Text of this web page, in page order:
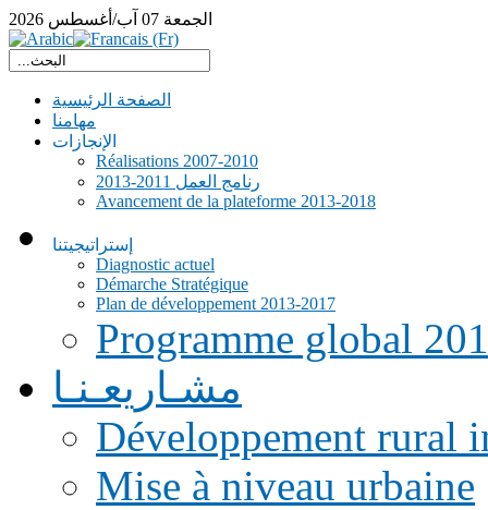
الجمعة 07 آب/أغسطس 2026
الصفحة الرئيسية
مهامنا
الإنجازات
Réalisations 2007-2010
رنامج العمل 2011-2013
Avancement de la plateforme 2013-2018
إستراتيجيتنا
Diagnostic actuel
Démarche Stratégique
Plan de développement 2013-2017
Programme global
مشـاريعـنـا
Développement rural
Mise à niveau urbaine